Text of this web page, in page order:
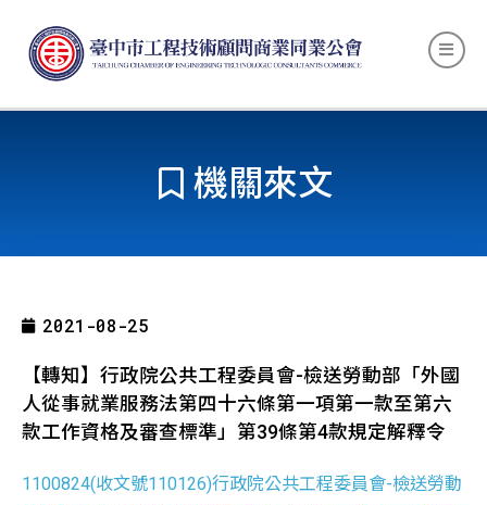
機關來文
2021-08-25
【轉知】行政院公共工程委員會-檢送勞動部「外國
人從事就業服務法第四十六條第一項第一款至第六
款工作資格及審查標準」第39條第4款規定解釋令
1100824(收文號110126)行政院公共工程委員會-檢送勞動